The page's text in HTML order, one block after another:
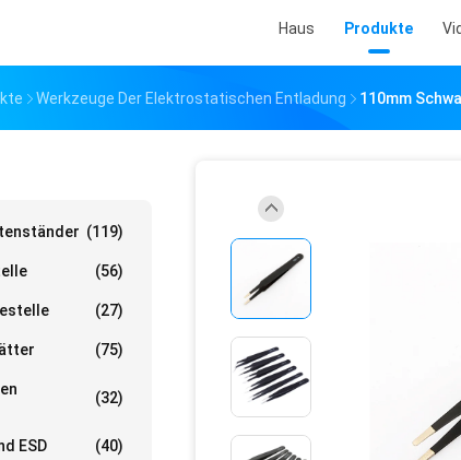
Haus Produkte
Werkzeuge Der Elektrostatischen Entladung 110mm
(119)
(56)
(27)
(75)
(32)
ESD (40)